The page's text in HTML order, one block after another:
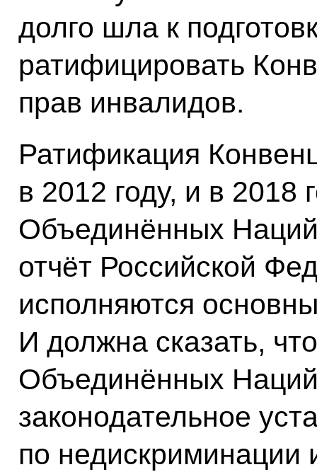
долго шла к
ратифицировать
прав инвалидов.
Ратификация
в 2012 году, и в 2018
Объединённых
отчёт Российской
исполняются
И должна сказать,
Объединённых
законодательное
по недискриминации